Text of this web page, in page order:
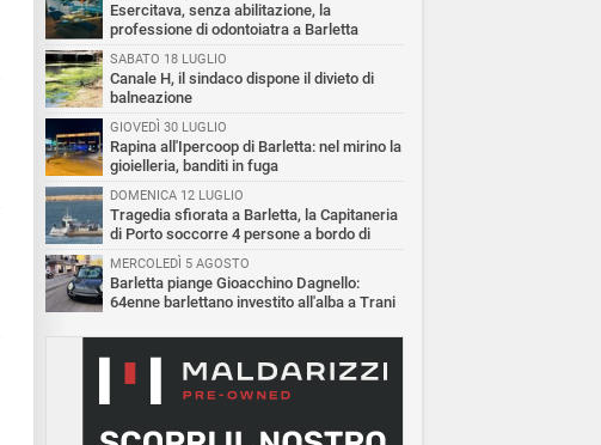
Esercitava, senza abilitazione, la
professione di odontoiatra a Barletta
SABATO 18 LUGLIO
Canale H, il sindaco dispone il divieto di
balneazione
GIOVEDÌ 30 LUGLIO
Rapina all'Ipercoop di Barletta: nel mirino la
gioielleria, banditi in fuga
DOMENICA 12 LUGLIO
Tragedia sfiorata a Barletta, la Capitaneria
di Porto soccorre 4 persone a bordo di
tavole Sup
MERCOLEDÌ 5 AGOSTO
Barletta piange Gioacchino Dagnello:
64enne barlettano investito all'alba a Trani